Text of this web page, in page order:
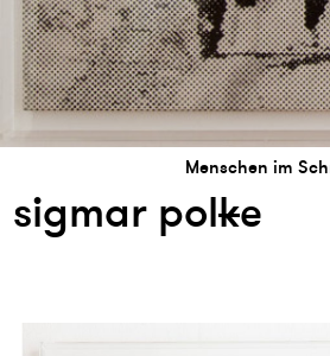
Menschen im
sigmar polke